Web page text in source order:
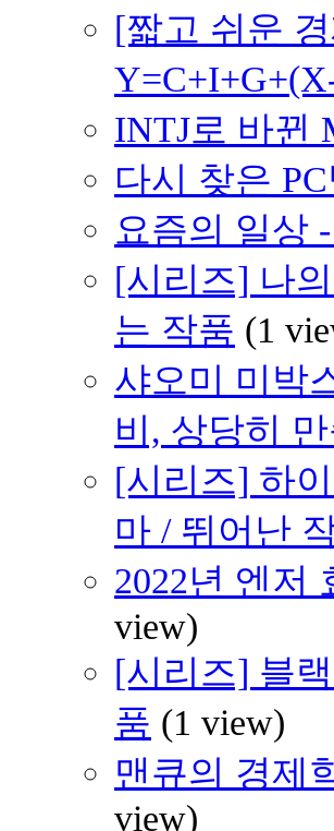
[짧고 쉬운
INTJ로 바뀐
다시 찾은
요즘의 일상
[시리즈] 나
는 작품 (1
샤오미 미박
비, 상당히
[시리즈] 하
마 / 뛰어난
2022년 엔저
view)
[시리즈] 블
품 (1 view)
맨큐의 경제
view)